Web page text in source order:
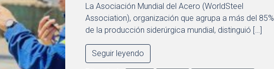
La Asociación Mundial del Acero (WorldSteel
Association), organización que agrupa a más del 85%
de la producción siderúrgica mundial, distinguió […]
Seguir leyendo